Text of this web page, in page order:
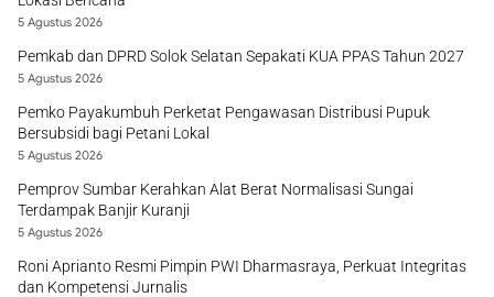
5 Agustus 2026
Pemkab dan DPRD Solok Selatan Sepakati KUA PPAS Tahun 2027
5 Agustus 2026
Pemko Payakumbuh Perketat Pengawasan Distribusi Pupuk
Bersubsidi bagi Petani Lokal
5 Agustus 2026
Pemprov Sumbar Kerahkan Alat Berat Normalisasi Sungai
Terdampak Banjir Kuranji
5 Agustus 2026
Roni Aprianto Resmi Pimpin PWI Dharmasraya, Perkuat Integritas
dan Kompetensi Jurnalis